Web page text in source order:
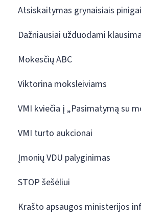
Atsiskaitymas grynaisiais
Dažniausiai užduodami
Mokesčių ABC
Viktorina moksleiviams
VMI kviečia į „Pasimatymą su
VMI turto aukcionai
Įmonių VDU palyginimas
STOP šešėliui
Krašto apsaugos ministerijos